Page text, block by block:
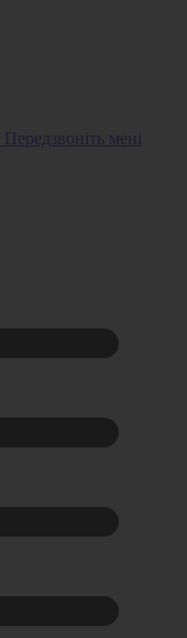
Передзвоніть мені